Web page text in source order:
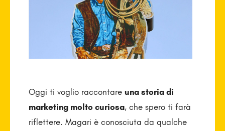
Oggi ti voglio raccontare una storia di
marketing molto curiosa, che spero ti farà
riflettere. Magari è conosciuta da qualche